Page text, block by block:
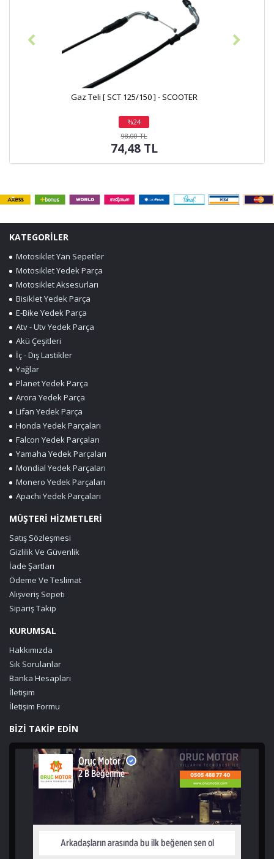
Teli [ SCT 125/150 ] - SCOOTER
KATEGORİLER
Motosiklet Yan Sepetler
Motosiklet Yedek Parça
Motosiklet Aksesurları
Bisiklet Yedek Parça
E-Bike Yedek Parça
Atv - Utv Yedek Parça
Akü Çeşitleri
İç - Dış Lastikler
Yağlar
Planet Yedek Parça
Arora Yedek Parça
Lifan Yedek Parça
Honda Yedek Parçaları
Falcon Yedek Parçaları
Yamaha Yedek Parçaları
Mondial Yedek Parçaları
Monero Yedek Parçaları
Apachi Yedek Parçaları
MÜŞTERİ HİZMETLERİ
Satış Sözleşmesi
Gizlilik Ve Güvenlik
İade Şartları
Ödeme Ve Teslimat
Alışveriş Sepeti
Sipariş Takip
KURUMSAL
Hakkımızda
Sık Sorulanlar
Banka Hesapları
İletişim
İletişim Formu
BİZİ TAKİP EDİN